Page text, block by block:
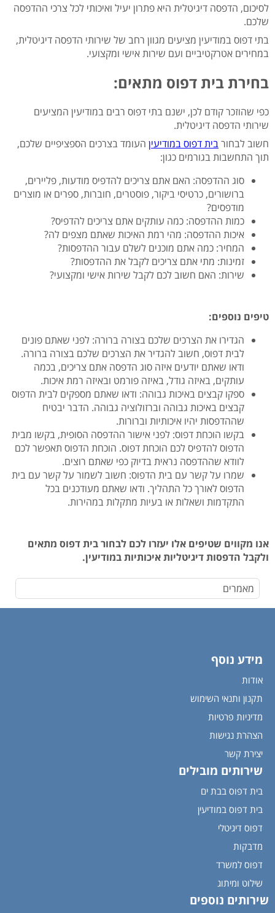
לסיכום, הדפסה דיגיטלית היא פתרון יעיל ואיכותי לכל צרכי ההדפסה
שלכם.
בתי דפוס במודיעין מציעים מגוון רחב של שירותי הדפסה דיגיטלית,
במחירים אטרקטיביים ועם שירות אישי ומקצועי.
בחירת בית דפוס מתאים:
כפי שהוזכר קודם לכן, ישנם בתי דפוס רבים במודיעין המציעים
שירותי הדפסה דיגיטלית.
חשוב לבחורבית דפוס במודיעין העומד בצרכים הספציפיים שלכם,
תוך התחשבות בגורמים כגון:
סוג ההדפסה: האם אתם צריכים להדפיס מודעות, פליירים,
ברושורים, כרטיסי ביקור, פוסטרים, חוברות, ספרים או מוצרים
מודפסים?
כמות ההדפסה: כמה עותקים אתם צריכים להדפיס?
איכות ההדפסה: מהי רמת האיכות שאתם מצפים לה?
המחיר: כמה אתם מוכנים לשלם עבור ההדפסות?
זמינות: מתי אתם צריכים לקבל את ההדפסות?
שירות: האם חשוב לכם לקבל שירות אישי ומקצועי?
טיפים נוספים:
הגדירו את הצרכים שלכם בצורה ברורה: לפני שאתם פונים
לבית דפוס, חשוב להגדיר את הצרכים שלכם בצורה ברורה.
ודאו שאתם יודעים איזה סוג הדפסה אתם צריכים, בכמה
עותקים, באיזה גודל, באיזה פורמט ובאיזה רמת איכות.
ספקו קבצים באיכות גבוהה: ודאו שאתם מספקים לבית הדפוס
קבצים באיכות גבוהה וברזולוציה גבוהה. הדבר יבטיח
שההדפסות יהיו איכותיות וברורות.
בקשו הוכחת דפוס: לפני אישור ההדפסה הסופית, בקשו מבית
הדפוס להדפיס לכם הוכחת דפוס. הוכחת הדפוס תאפשר לכם
לוודא שההדפסה נראית בדיוק כפי שאתם רוצים.
שמרו על קשר עם בית הדפוס: חשוב לשמור על קשר עם בית
הדפוס לאורך כל התהליך. ודאו שאתם מעודכנים בכל
התקדמות ושאלות או בעיות מתקלות במהירות.
אנו מקווים שטיפים אלו יעזרו לכם לבחור בית דפוס מתאים
ולקבל הדפסות דיגיטליות איכותיות במודיעין.
מאמרים
מידע נוסף
אודות
תקנון ותנאי השימוש
מדיניות פרטיות
הצהרת נגישות
יצירת קשר
שירותים מובילים
בית דפוס בבת ים
בית דפוס במודיעין
דפוס דיגיטלי
מדבקות
דפוס למשרד
שילוט ומיתוג
שירותים נוספים